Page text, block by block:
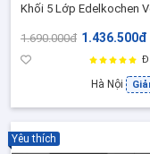
Khối 5 Lớp Edelkochen
Không bong tróc, Dùng
bếp
1.690.000đ 1.436.500đ
Hà Nội
Yêu thích